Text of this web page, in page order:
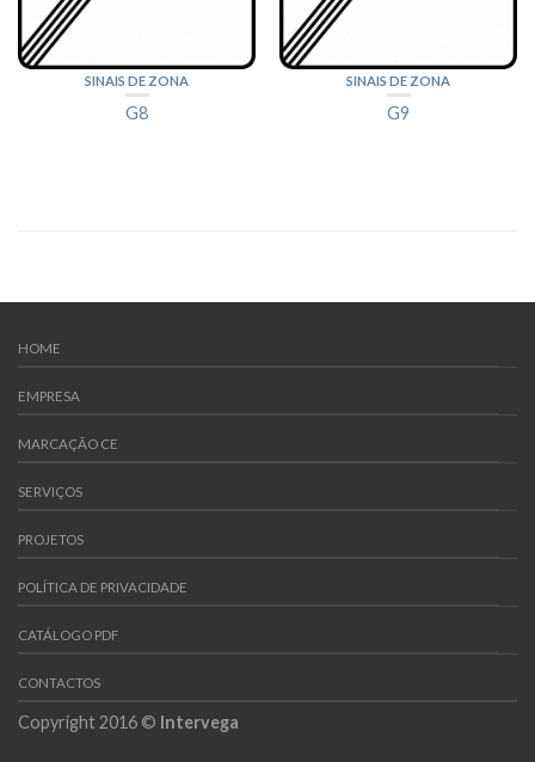
SINAIS DE ZONA
G8
SINAIS DE ZONA
G9
HOME
EMPRESA
MARCAÇÃO CE
SERVIÇOS
PROJETOS
POLÍTICA DE PRIVACIDADE
CATÁLOGO PDF
CONTACTOS
Copyright 2016 © Intervega